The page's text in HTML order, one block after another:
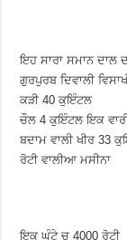
ਇਹ ਸਾਰਾ ਸਮਾਨ ਦਾਲ
ਗੁਰਪੁਰਬ ਦਿਵਾਲੀ
ਕੜੀ 40 ਕੁਇੰਟਲ
ਚੌਲ 4 ਕੁਇੰਟਲ ਇਕ
ਬਦਾਮ ਵਾਲੀ ਖੀਰ 33
ਰੋਟੀ ਵਾਲੀਆ ਮਸੀਨਾ
ਇਕ ਘੰਟੇ ਚ 4000 ਰੋਟੀ